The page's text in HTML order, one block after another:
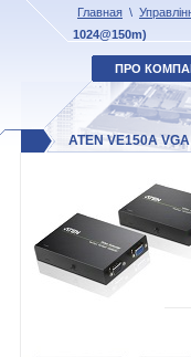
Главная \
1024@150m)
ПРО
ATEN VE150A